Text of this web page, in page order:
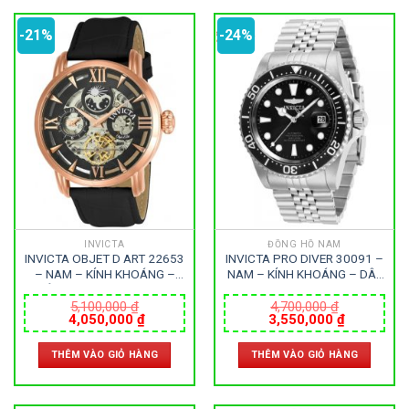
-21%
INVICTA
INVICTA OBJET D ART 22653
– NAM – KÍNH KHOÁNG –
SIZE 47MM – MÁY HOA KỲ
5,100,000₫
Giá
gốc
là:
5,100,000 ₫.
4,050,000₫Giá
hiện
tại
là:
4,050,000 ₫.
THÊM VÀO GIỎ HÀNG
-24%
ĐỒNG HỒ NAM
INVICTA PRO DIVER 30091 –
NAM – KÍNH KHOÁNG – DÂY
SIZE 42MM – MÁY HOA KỲ
4,700,000₫
Giá
gốc
là:
4,700,000 ₫.
3,550,000₫Giá
hiện
tại
là:
THÊM VÀO GIỎ HÀNG